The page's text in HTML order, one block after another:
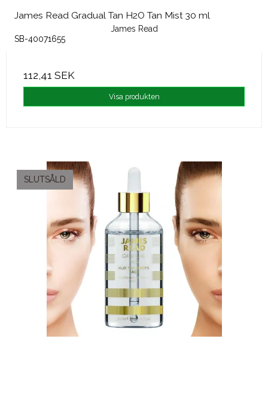
James Read Gradual Tan H2O Tan Mist 30 ml
James Read
SB-40071655
112,41 SEK
Visa produkten
SLUTSÅLD